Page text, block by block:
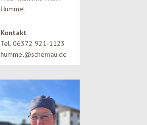
Hummel
Kontakt
Tel. 06372 921-1123
hummel@schernau.de